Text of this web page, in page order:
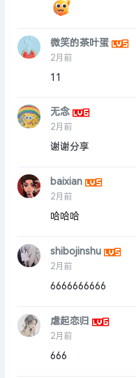
微笑的茶叶蛋
2月前
11
无念
2月前
谢谢分享
baixian
2月前
哈哈哈
shibojinshu
2月前
6666666666
虐起恋归
2月前
666